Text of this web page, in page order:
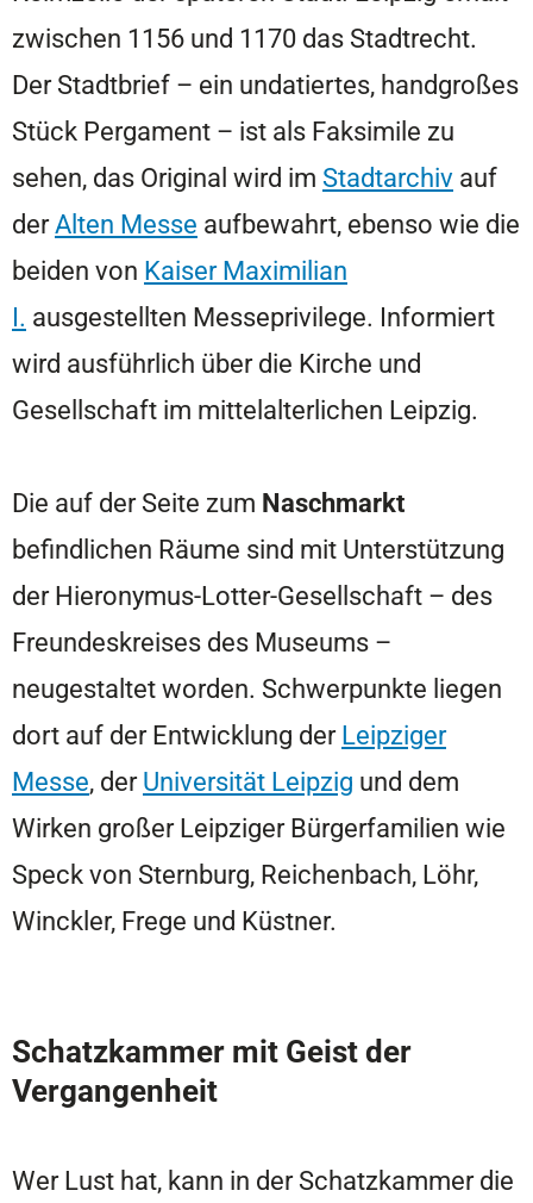
zwischen 1156 und 1170 das Stadtrecht.
Der Stadtbrief – ein undatiertes, handgroßes
Stück Pergament – ist als Faksimile zu
sehen, das Original wird im Stadtarchiv auf
derAlten Messe aufbewahrt, ebenso wie die
beiden von Kaiser Maximilian
I. ausgestellten Messeprivilege. Informiert
wird ausführlich über die Kirche und
Gesellschaft im mittelalterlichen Leipzig.
Die auf der Seite zum Naschmarkt
befindlichen Räume sind mit Unterstützung
der Hieronymus-Lotter-Gesellschaft – des
Freundeskreises des Museums –
neugestaltet worden. Schwerpunkte liegen
dort auf der Entwicklung derLeipziger
Messe, derUniversität Leipzig und dem
Wirken großer Leipziger Bürgerfamilien wie
Speck von Sternburg, Reichenbach, Löhr,
Winckler, Frege und Küstner.
Schatzkammer mit Geist der
Vergangenheit
Wer Lust hat, kann in der Schatzkammer die